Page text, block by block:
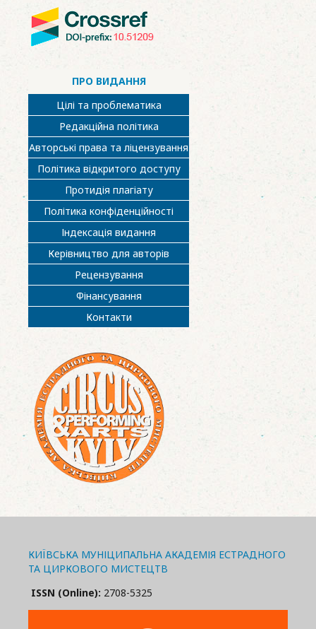
ПРО ВИДАННЯ
Цілі та проблематика
Редакційна політика
Авторські права та ліцензування
Політика відкритого доступу
Протидія плагіату
Політика конфіденційності
Індексація видання
Керівництво для авторів
Рецензування
Фінансування
Контакти
КИЇВСЬКА МУНІЦИПАЛЬНА АКАДЕМІЯ ЕСТРАДНОГО
ТА ЦИРКОВОГО МИСТЕЦТВ
ISSN (Online): 2708-5325